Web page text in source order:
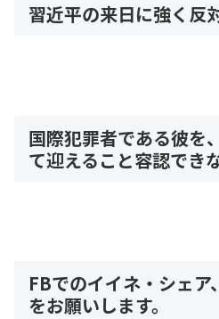
習近平の来日に強く反
国際犯罪者である彼を
て迎えること容認でき
FBでのイイネ・シェ
をお願いします。